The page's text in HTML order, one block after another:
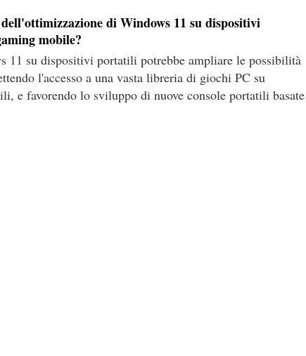
di Windows 11 su dispositivi
mobile?
11 su dispositivi portatili potrebbe ampliare le possibilità
l'accesso a una vasta libreria di giochi PC su
e favorendo lo sviluppo di nuove console portatili basate